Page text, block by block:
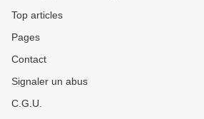
Top articles
Pages
Contact
Signaler un abus
C.G.U.